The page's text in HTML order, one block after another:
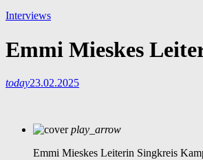
Interviews
Emmi Mieskes
today23.02.2025
play_arrow
Emmi Mieskes Leiterin Singkreis